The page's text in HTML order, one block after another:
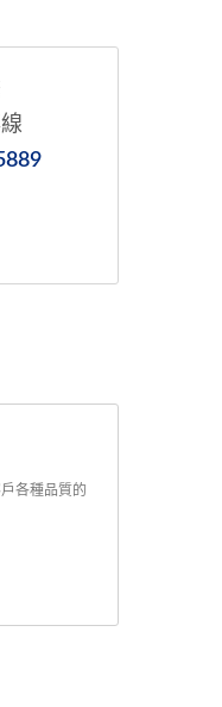
各種品質的